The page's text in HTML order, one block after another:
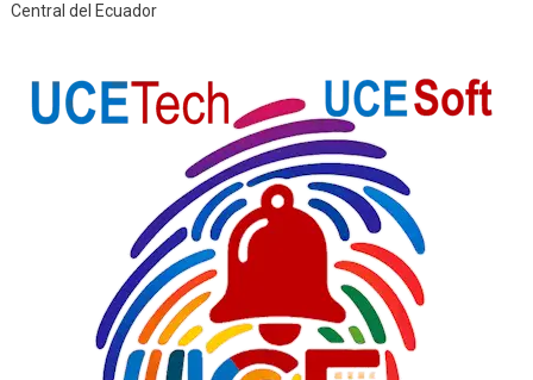
Central del Ecuador